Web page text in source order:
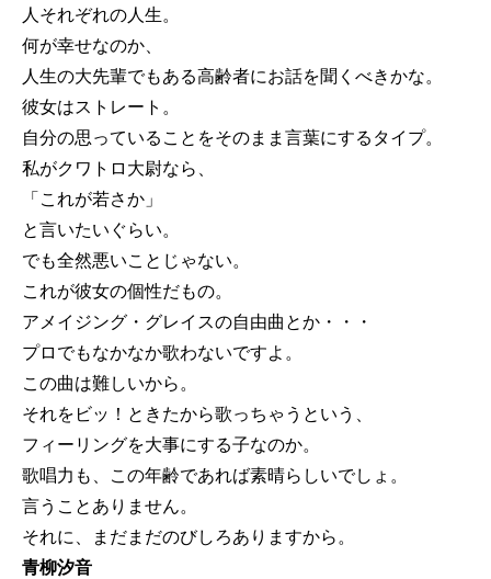
人それぞれの人生。
何が幸せなのか、
人生の大先輩でもある高齢者にお話を聞くべきかな。
彼女はストレート。
自分の思っていることをそのまま言葉にするタイプ。
私がクワトロ大尉なら、
「これが若さか」
と言いたいぐらい。
でも全然悪いことじゃない。
これが彼女の個性だもの。
アメイジング・グレイスの自由曲とか・・・
プロでもなかなか歌わないですよ。
この曲は難しいから。
それをビッ！ときたから歌っちゃうという、
フィーリングを大事にする子なのか。
歌唱力も、この年齢であれば素晴らしいでしょ。
言うことありません。
それに、まだまだのびしろありますから。
青柳汐音